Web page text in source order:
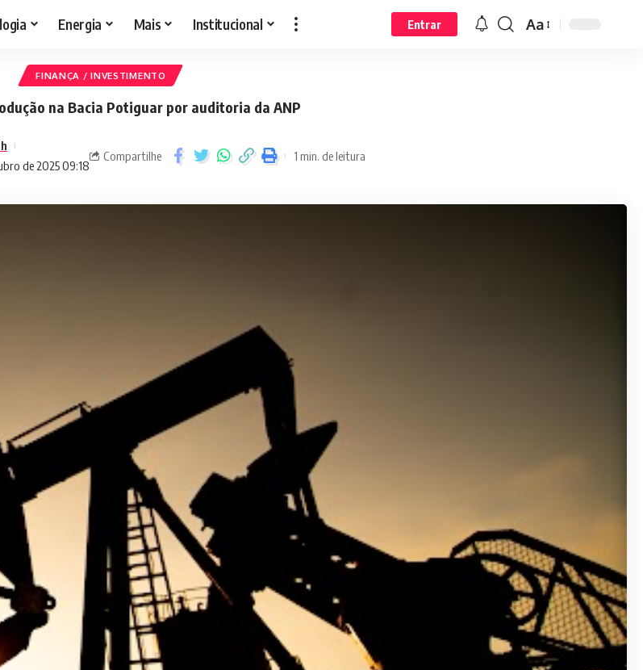
Energia Mais Institucional Entrar Aa
FINANÇA / INVESTIMENTO
na Bacia Potiguar por auditoria da ANP
de 2025 09:18
Compartilhe 1 min. de leitura